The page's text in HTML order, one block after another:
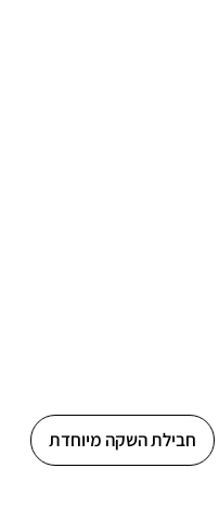
חבילת השקה מיוחדת